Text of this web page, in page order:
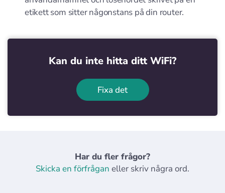
etikett som sitter någonstans på din router.
Kan du inte hitta ditt WiFi?
Fixa det
Har du fler frågor?
Skicka en förfrågan eller skriv några ord.